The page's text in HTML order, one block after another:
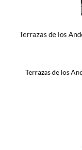
Terrazas de los
Terrazas de los